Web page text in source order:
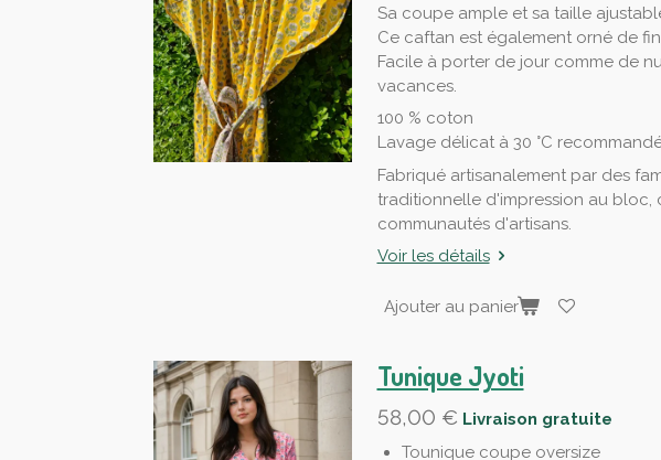
Sa coupe ample et sa taille
Ce caftan est également orné de
Facile à porter de jour comme de
vacances.
100 % coton
Lavage délicat à 30 °C
Fabriqué artisanalement par des
traditionnelle d'impression au bloc,
communautés d'artisans.
Voir les détails
Ajouter au panier
Tunique Jyoti
58,00 € Livraison gratuite
Tounique coupe oversize